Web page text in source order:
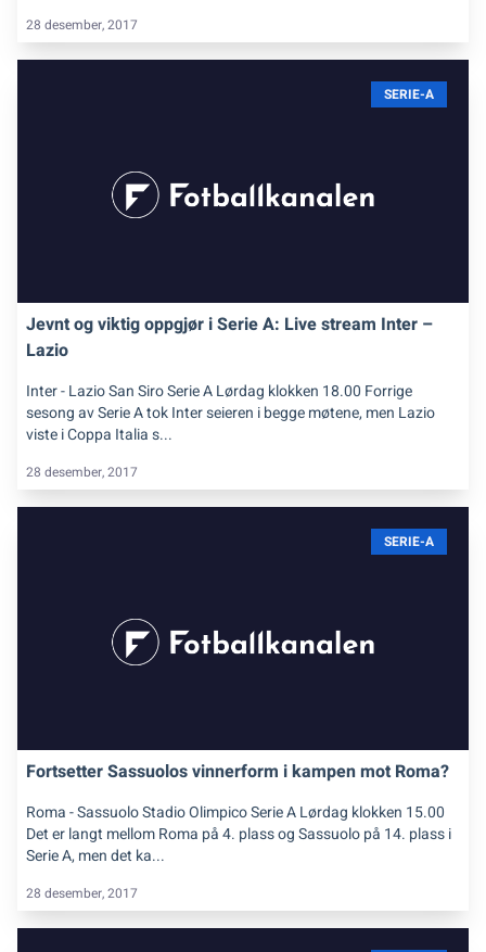
28 desember, 2017
SERIE-A
Jevnt og viktig oppgjør i Serie A: Live stream Inter –
Lazio
Inter - Lazio San Siro Serie A Lørdag klokken 18.00 Forrige
sesong av Serie A tok Inter seieren i begge møtene, men Lazio
viste i Coppa Italia s...
28 desember, 2017
SERIE-A
Fortsetter Sassuolos vinnerform i kampen mot Roma?
Roma - Sassuolo Stadio Olimpico Serie A Lørdag klokken 15.00
Det er langt mellom Roma på 4. plass og Sassuolo på 14. plass i
Serie A, men det ka...
28 desember, 2017